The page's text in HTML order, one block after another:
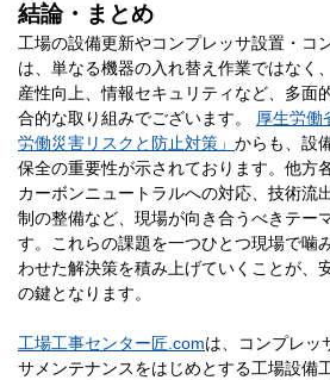
結論・まとめ
工場の設備更新やコンプレッサ設置・コ
は、単なる機器の入れ替え作業ではなく
産性向上、情報セキュリティなど、多面
合的な取り組みでございます。 厚生労働
労働災害リスクと防止対策」 からも、設
保全の重要性が示されております。他方
カーボンニュートラルへの対応、技術流
制の整備など、現場が向き合うべきテー
す。これらの課題を一つひとつ現場で噛
わせた解決策を積み上げていくことが、
の鍵となります。
工場工事センター匠.comは、コンプレッ
サメンテナンスをはじめとする工場設備